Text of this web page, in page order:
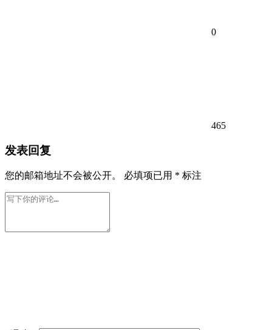
0
465
发表回复
您的邮箱地址不会被公开。 必填项已用 * 标注